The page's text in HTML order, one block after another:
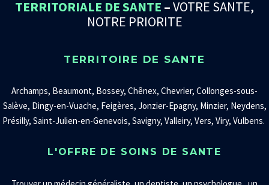
TERRITORIALE DE SANTE –VOTRE SANTE,
NOTRE PRIORITE
TERRITOIRE DE SANTE
Archamps, Beaumont, Bossey, Chênex, Chevrier, Collonges-sous-
Salève, Dingy-en-Vuache, Feigères, Jonzier-Epagny, Minzier, Neydens,
Présilly, Saint-Julien-en-Genevois, Savigny, Valleiry, Vers, Viry, Vulbens.
L'OFFRE DE SOINS DE SANTE